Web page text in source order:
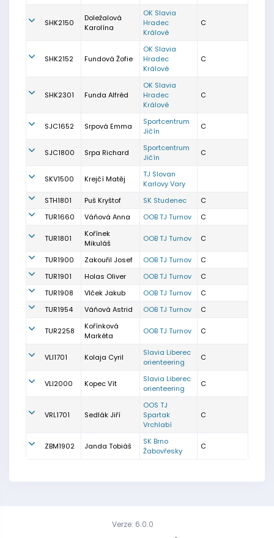
SHK2150
Doležalová
Karolína
OK Slavia
Hradec
Králové
C
SHK2152 Fundová Žofie
OK Slavia
Hradec
Králové
C
SHK2301 Funda Alfréd
OK Slavia
Hradec
Králové
C
SJC1652 Srpová Emma
Sportcentrum
Jičín
C
SJC1800 Srpa Richard
Sportcentrum
Jičín
C
SKV1500 Krejčí Matěj
TJ Slovan
Karlovy Vary
STH1801
Puš Kryštof SK Studenec
C
TUR1660
Váňová Anna OOB TJ Turnov C
TUR1801
Kořínek
Mikuláš
OOB TJ Turnov C
TUR1900 Zakouřil Josef OOB TJ Turnov
C
TUR1901
Holas Oliver OOB TJ Turnov
C
TUR1908
Vlček Jakub OOB TJ Turnov
C
TUR1954
Váňová Astrid OOB TJ Turnov C
TUR2258
Kořínková
Markéta
OOB TJ Turnov C
VLI1701 Kolaja Cyril
Slavia Liberec
orienteering
C
VLI2000 Kopec Vít
Slavia Liberec
orienteering
C
VRL1701 Sedlák Jiří
OOS TJ
Spartak
Vrchlabí
C
ZBM1902 Janda Tobiáš
SK Brno
Žabovřesky
C
Verze: 6.0.0